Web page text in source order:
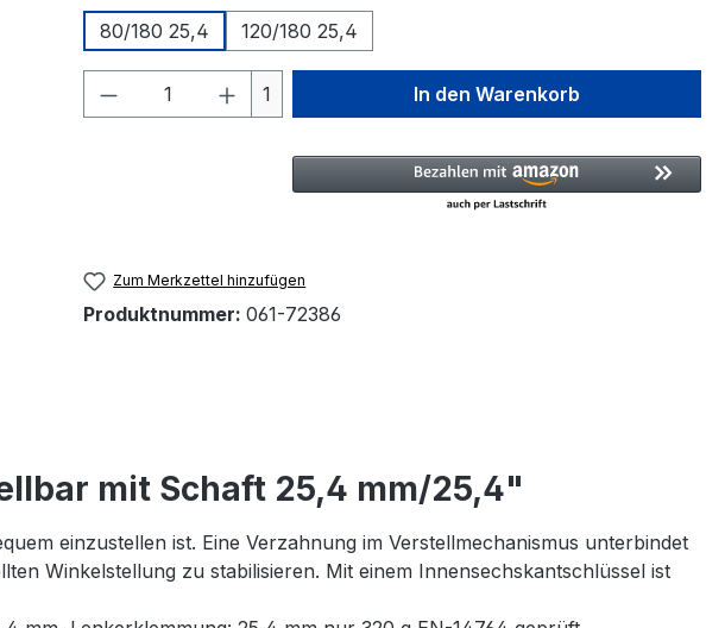
80/180 25,4
120/180 25,4
Produkt Anzahl: Gib den gewünschten Wert
1 In den Warenkorb
Zum Merkzettel hinzufügen
Produktnummer: 061-72386
mit Schaft 25,4 mm/25,4"
einzustellen ist. Eine Verzahnung im Verstellmechanismus unterbindet
Winkelstellung zu stabilisieren. Mit einem Innensechskantschlüssel ist